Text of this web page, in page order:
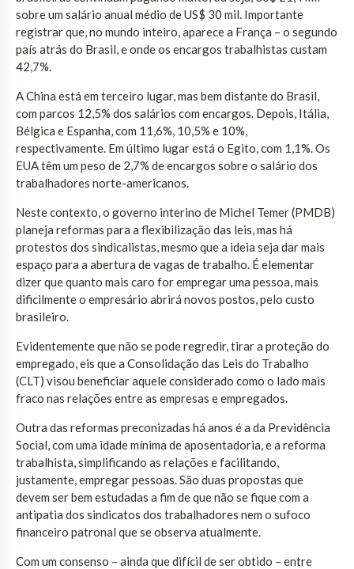
sobre um salário anual médio de US$ 30 mil. Importante
registrar que, no mundo inteiro, aparece a França – o segundo
país atrás do Brasil, e onde os encargos trabalhistas custam
42,7%.
A China está em terceiro lugar, mas bem distante do Brasil,
com parcos 12,5% dos salários com encargos. Depois, Itália,
Bélgica e Espanha, com 11,6%, 10,5% e 10%,
respectivamente. Em último lugar está o Egito, com 1,1%. Os
EUA têm um peso de 2,7% de encargos sobre o salário dos
trabalhadores norte-americanos.
Neste contexto, o governo interino de Michel Temer (PMDB)
planeja reformas para a flexibilização das leis, mas há
protestos dos sindicalistas, mesmo que a ideia seja dar mais
espaço para a abertura de vagas de trabalho. É elementar
dizer que quanto mais caro for empregar uma pessoa, mais
dificilmente o empresário abrirá novos postos, pelo custo
brasileiro.
Evidentemente que não se pode regredir, tirar a proteção do
empregado, eis que a Consolidação das Leis do Trabalho
(CLT) visou beneficiar aquele considerado como o lado mais
fraco nas relações entre as empresas e empregados.
Outra das reformas preconizadas há anos é a da Previdência
Social, com uma idade mínima de aposentadoria, e a reforma
trabalhista, simplificando as relações e facilitando,
justamente, empregar pessoas. São duas propostas que
devem ser bem estudadas a fim de que não se fique com a
antipatia dos sindicatos dos trabalhadores nem o sufoco
financeiro patronal que se observa atualmente.
Com um consenso – ainda que difícil de ser obtido – entre